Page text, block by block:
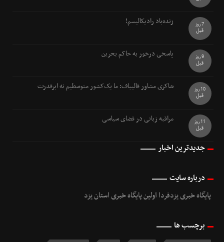
زنده‌باد رادیکالیسم! 7 روز
قبل
پاسخی درخور به حاکم بحرین 9 روز
قبل
شاکری مشاور قالیباف: ما یک‌کشور متوسطیم نه ابرقدرت 10 روز
قبل
مراقبه زبانی در فضای سیاسی 11 روز
قبل
جدیدترین اخبار
درباره سایت
پایگاه خبری یزدفردا اولین پایگاه خبری استان یزد
برچسب ها